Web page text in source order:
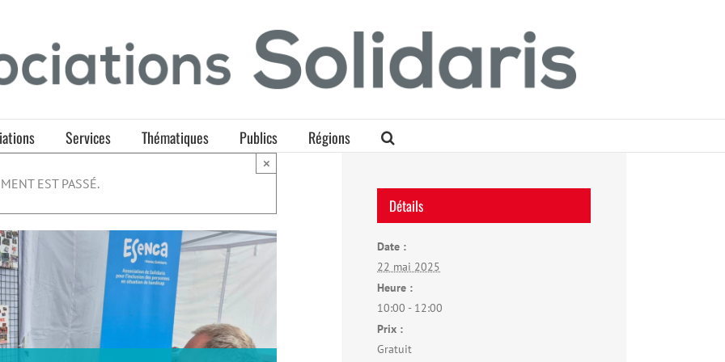
Services Thématiques Publics Régions
EST PASSÉ.
×
Détails
Date :
22 mai 2025
Heure :
10:00 - 12:00
Prix :
Gratuit